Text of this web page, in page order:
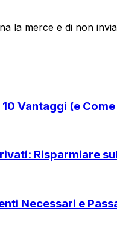
la merce e di non
Vantaggi (e
Risparmiare
Necessari e